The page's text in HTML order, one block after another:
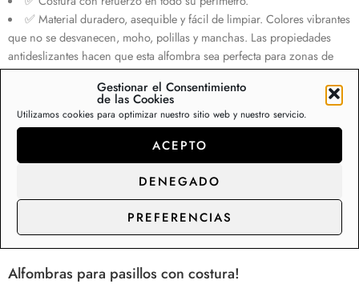
Gestionar el Consentimiento
de las Cookies
Utilizamos cookies para optimizar nuestro sitio web y nuestro servicio.
ACEPTO
DENEGADO
PREFERENCIAS
✅ Material duradero, asequible y fácil de limpiar. Colores vibrantes
que no se desvanecen, moho, polillas y manchas. Las propiedades
antideslizantes hacen que esta alfombra sea perfecta para zonas de
alto tráfico. Con alta resistencia al desgaste.
✅ Esta alfombra tiene la certificación Oeko-Tex Standard 100, que
garantiza la seguridad de su familia.
Información adicional
Alfombras para pasillos con costura!